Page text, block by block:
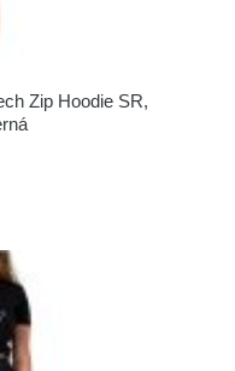
Zip Hoodie SR,